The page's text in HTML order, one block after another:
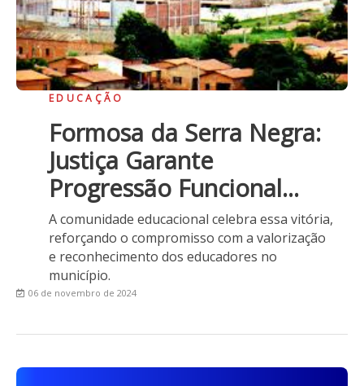
EDUCAÇÃO
Formosa da Serra Negra:
Justiça Garante
Progressão Funcional...
A comunidade educacional celebra essa vitória,
reforçando o compromisso com a valorização
e reconhecimento dos educadores no
município.
06 de novembro de 2024